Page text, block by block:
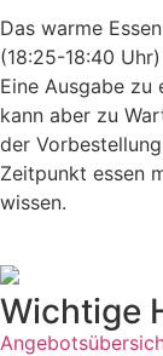
Das warme
(18:25-18:40
Eine Ausgabe
kann aber zu
der
Zeitpunkt essen
wissen.
Wichtige